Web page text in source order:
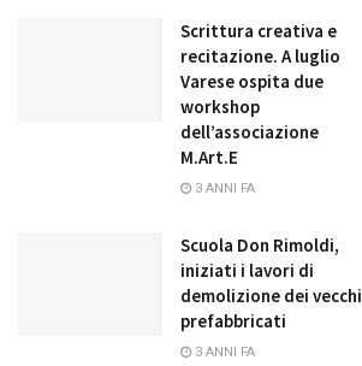
Scrittura creativa e
recitazione. A luglio
Varese ospita due
workshop
dell’associazione
M.Art.E
3 ANNI FA
Scuola Don Rimoldi,
iniziati i lavori di
demolizione dei vecchi
prefabbricati
3 ANNI FA